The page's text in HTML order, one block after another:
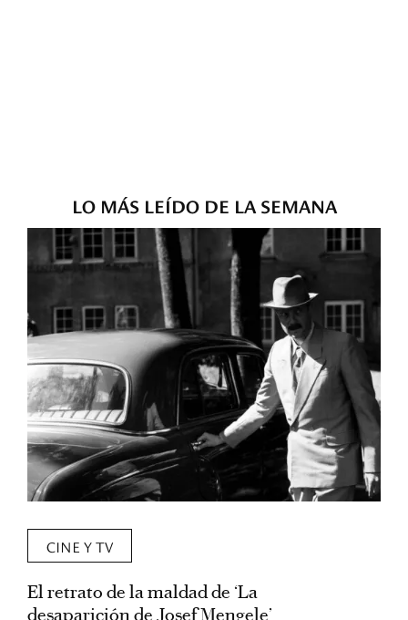
LO MÁS LEÍDO DE LA SEMANA
CINE Y TV
El retrato de la maldad de ‘La
desaparición de Josef Mengele’